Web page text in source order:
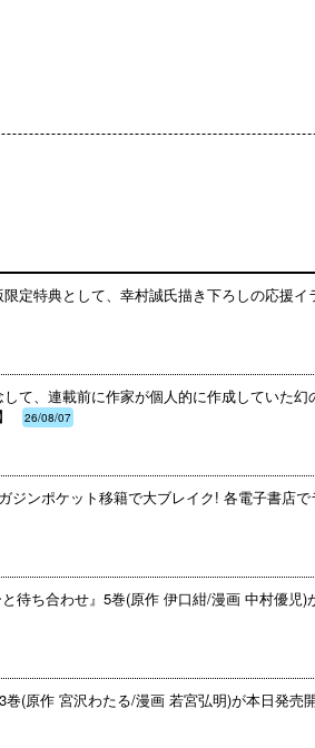
定特典として、幸村誠氏描き下ろしの応援
て、連載前に作家が個人的に作成していた
26/08/07
ジンポケット移籍で大ブレイク! 各電子書店
待ち合わせ』5巻(原作 伊口紺/漫画 中村優
(原作 宮沢わたる/漫画 若宮弘明)が本日発売